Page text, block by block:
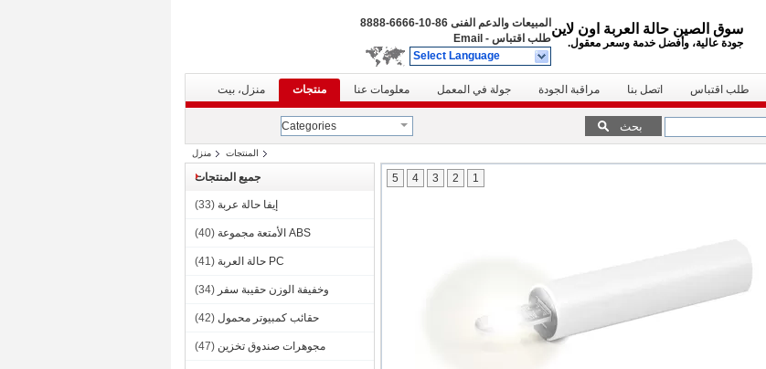
سوق الصين حالة العربة اون لاين
جودة عالية، وأفضل خدمة وسعر معقول.
المبيعات والدعم الفنى 86-10-6666-8888
طلب اقتباس -
Email
Select Language
منزل، بيت منتجات معلومات عنا جولة في المعمل مراقبة الجودة اتصل بنا طلب اقتباس
Categories بحث
منزل المنتجات
جميع المنتجات
إيفا حالة عربة (33)
ABS الأمتعة مجموعة (40)
PC حالة العربة (41)
وخفيفة الوزن حقيبة سفر (34)
حقائب كمبيوتر محمول (42)
مجوهرات صندوق تخزين (47)
1
2
3
4
5